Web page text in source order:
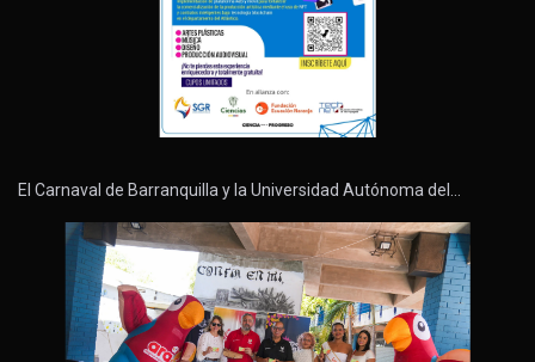
El Carnaval de Barranquilla y la Universidad Autónoma del…